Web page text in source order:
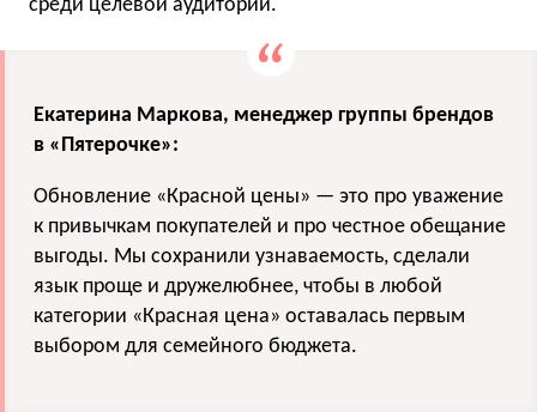
среди целевой аудитории.
Екатерина Маркова, менеджер группы брендов
в «Пятерочке»:
Обновление «Красной цены» — это про уважение
к привычкам покупателей и про честное обещание
выгоды. Мы сохранили узнаваемость, сделали
язык проще и дружелюбнее, чтобы в любой
категории «Красная цена» оставалась первым
выбором для семейного бюджета.